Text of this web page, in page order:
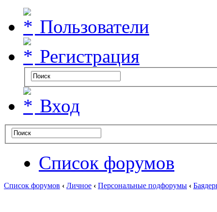
Пользователи
Регистрация
Вход
Список форумов
Список форумов ‹ Личное ‹ Персональные подфорумы ‹